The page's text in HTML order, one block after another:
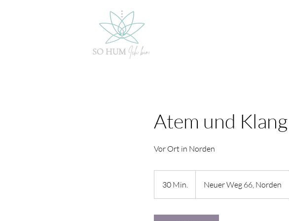
Atem und Klang
Vor Ort in Norden
30 Min.
0
Neuer Weg 66, Norden